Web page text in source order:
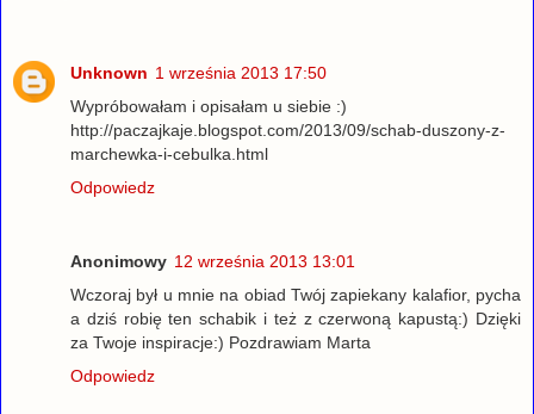
Unknown 1 września 2013 17:50
Wypróbowałam i opisałam u siebie :)
http://paczajkaje.blogspot.com/2013/09/schab-duszony-z-
marchewka-i-cebulka.html
Odpowiedz
Anonimowy 12 września 2013 13:01
Wczoraj był u mnie na obiad Twój zapiekany kalafior, pycha
a dziś robię ten schabik i też z czerwoną kapustą:) Dzięki
za Twoje inspiracje:) Pozdrawiam Marta
Odpowiedz